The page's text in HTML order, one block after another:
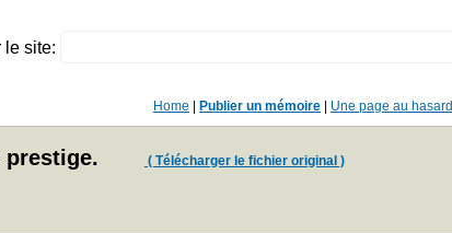
le site:
Home Publier un mémoire Une page au hasard
prestige. ( Télécharger le fichier original )